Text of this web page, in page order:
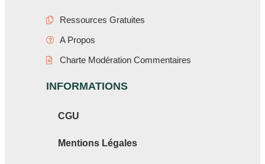
Ressources Gratuites
A Propos
Charte Modération Commentaires
INFORMATIONS
CGU
Mentions Légales